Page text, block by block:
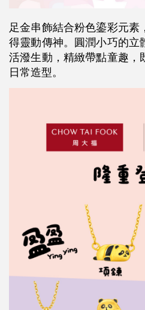
足金串飾結合粉色鎏彩元
得靈動傳神。圓潤小巧的立
活潑生動，精緻帶點童趣，
日常造型。